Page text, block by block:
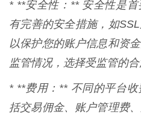
* **安全性：** 安全性是
有完善的安全措施，如
以保护您的账户信息和资
监管情况，选择受监管的合
* **费用：** 不同的平台
括交易佣金、账户管理费